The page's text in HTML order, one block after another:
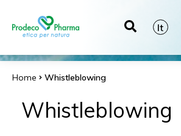
It
Home Whistleblowing
Whistleblowing